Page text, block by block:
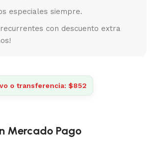
especiales siempre.
con descuento extra
o transferencia: $852
Mercado Pago